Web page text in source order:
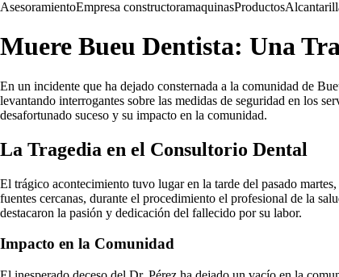
AsesoramientoEmpresa constructoramaquinasProductos
Muere Bueu Dentista: Una
En un incidente que ha dejado consternada a la comunidad de
levantando interrogantes sobre las medidas de seguridad en los
desafortunado suceso y su impacto en la comunidad.
La Tragedia en el Consultorio Dental
El trágico acontecimiento tuvo lugar en la tarde del pasado
fuentes cercanas, durante el procedimiento el profesional de la
destacaron la pasión y dedicación del fallecido por su labor.
Impacto en la Comunidad